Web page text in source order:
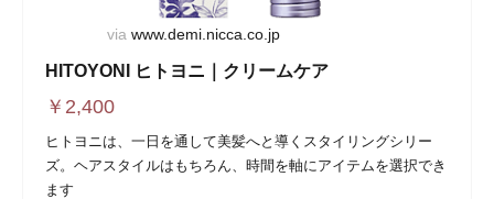
via www.demi.nicca.co.jp
HITOYONI ヒトヨニ｜クリームケア
￥ 2,400
ヒトヨニは、一日を通して美髪へと導くスタイリングシリー
ズ。ヘアスタイルはもちろん、時間を軸にアイテムを選択でき
ます